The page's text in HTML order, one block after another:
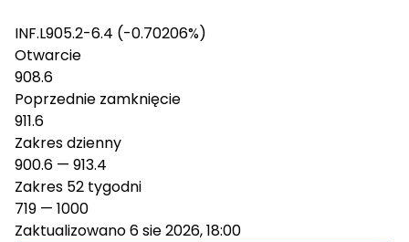
INF.L905.2-6.4 (-0.70206%)
Otwarcie
908.6
Poprzednie zamknięcie
911.6
Zakres dzienny
900.6 — 913.4
Zakres 52 tygodni
719 — 1000
Zaktualizowano 6 sie 2026, 18:00